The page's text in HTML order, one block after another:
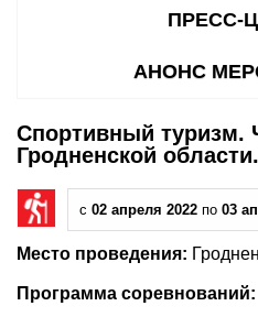
ПРЕСС-
АНОНС
Спортивный туризм.
Гродненской области.
с 02 апреля 2022 по 03
Место проведения:
Программа соревнований: